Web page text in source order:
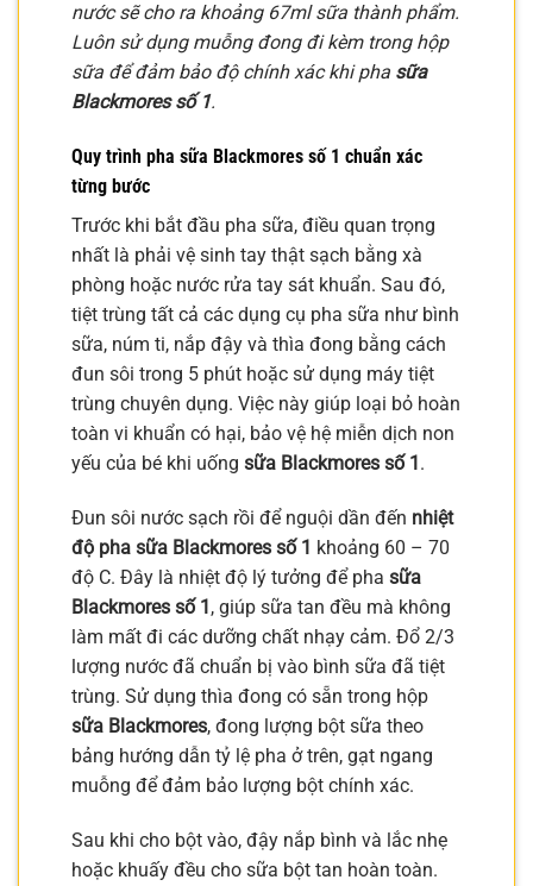
nước sẽ cho ra khoảng 67ml sữa thành phẩm.
Luôn sử dụng muỗng đong đi kèm trong hộp
sữa để đảm bảo độ chính xác khi pha sữa
Blackmores số 1.
Quy trình pha sữa Blackmores số 1 chuẩn xác
từng bước
Trước khi bắt đầu pha sữa, điều quan trọng
nhất là phải vệ sinh tay thật sạch bằng xà
phòng hoặc nước rửa tay sát khuẩn. Sau đó,
tiệt trùng tất cả các dụng cụ pha sữa như bình
sữa, núm ti, nắp đậy và thìa đong bằng cách
đun sôi trong 5 phút hoặc sử dụng máy tiệt
trùng chuyên dụng. Việc này giúp loại bỏ hoàn
toàn vi khuẩn có hại, bảo vệ hệ miễn dịch non
yếu của bé khi uống sữa Blackmores số 1 .
Đun sôi nước sạch rồi để nguội dần đến nhiệt
độ pha sữa Blackmores số 1 khoảng 60 – 70
độ C. Đây là nhiệt độ lý tưởng để pha sữa
Blackmores số 1, giúp sữa tan đều mà không
làm mất đi các dưỡng chất nhạy cảm. Đổ 2/3
lượng nước đã chuẩn bị vào bình sữa đã tiệt
trùng. Sử dụng thìa đong có sẵn trong hộp
sữa Blackmores, đong lượng bột sữa theo
bảng hướng dẫn tỷ lệ pha ở trên, gạt ngang
muỗng để đảm bảo lượng bột chính xác.
Sau khi cho bột vào, đậy nắp bình và lắc nhẹ
hoặc khuấy đều cho sữa bột tan hoàn toàn.